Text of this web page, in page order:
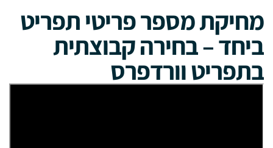
מחיקת מספר פריטי תפריט
ביחד – בחירה קבוצתית
בתפריט וורדפרס